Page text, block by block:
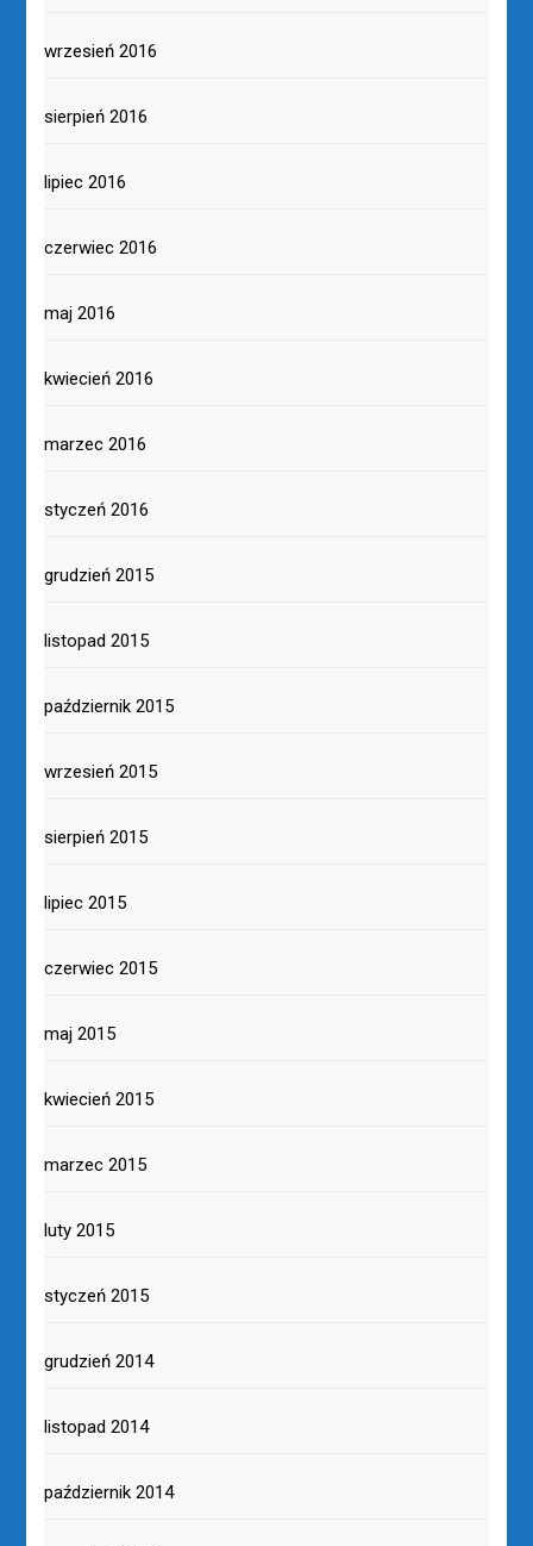
wrzesień 2016
sierpień 2016
lipiec 2016
czerwiec 2016
maj 2016
kwiecień 2016
marzec 2016
styczeń 2016
grudzień 2015
listopad 2015
październik 2015
wrzesień 2015
sierpień 2015
lipiec 2015
czerwiec 2015
maj 2015
kwiecień 2015
marzec 2015
luty 2015
styczeń 2015
grudzień 2014
listopad 2014
październik 2014